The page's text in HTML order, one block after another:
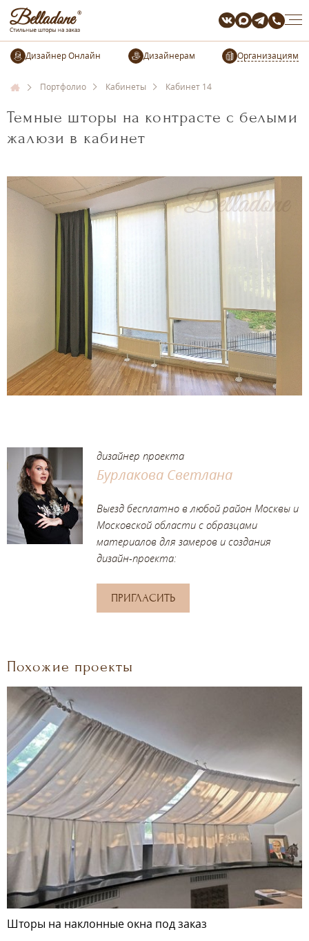
Организациям
Портфолио Кабинеты Кабинет 14
Темные шторы на контрасте с белыми
жалюзи в кабинет
дизайнер проекта
Бурлакова Светлана
Выезд бесплатно в любой район Москвы и
Московской области с образцами
материалов для замеров и создания
дизайн-проекта:
ПРИГЛАСИТЬ
Похожие проекты
Шторы на наклонные окна под заказ